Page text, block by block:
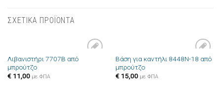
ΣΧΕΤΙΚΑ ΠΡΟΪΟΝΤΑ
Πρόσθήκη
Λιβανιστήρι 7707B από
μπρούτζο
€11,00 με ΦΠΑ
Πρόσθήκη
Βάση για καντήλι 8448N-18 από
μπρούτζο
€15,00 με ΦΠΑ